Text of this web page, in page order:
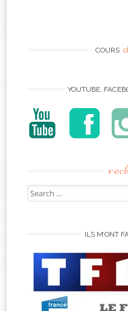
COURS
YOUTUBE,
Search
for:
ILS M’ONT